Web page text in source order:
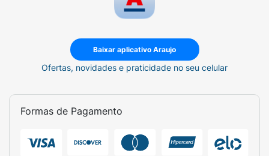
Baixar aplicativo Araujo
Ofertas, novidades e praticidade no seu celular
Formas de Pagamento